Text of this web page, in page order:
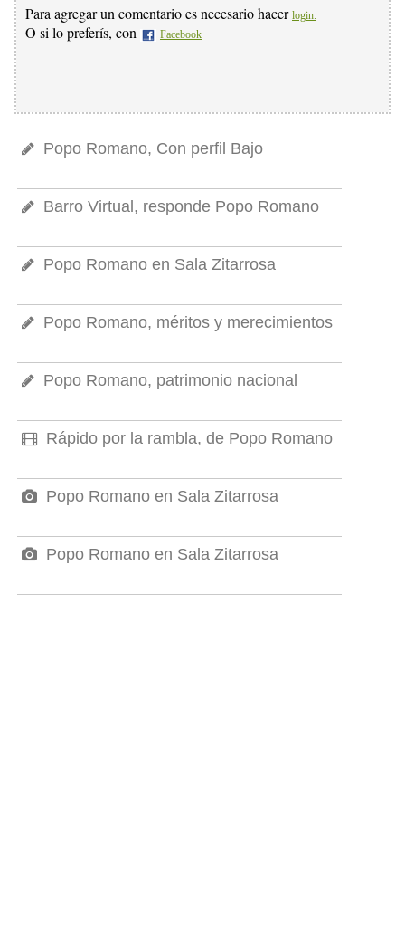
Para agregar un comentario es necesario hacer login.
O si lo preferís, con Facebook
Popo Romano, Con perfil Bajo
Barro Virtual, responde Popo Romano
Popo Romano en Sala Zitarrosa
Popo Romano, méritos y merecimientos
Popo Romano, patrimonio nacional
Rápido por la rambla, de Popo Romano
Popo Romano en Sala Zitarrosa
Popo Romano en Sala Zitarrosa